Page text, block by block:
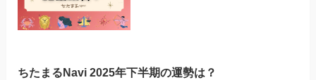
ちたまるNavi 2025年下半期の運勢は？